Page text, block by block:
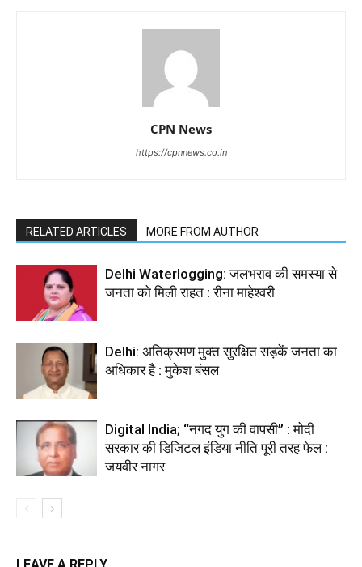
CPN News
https://cpnnews.co.in
RELATED ARTICLES MORE FROM AUTHOR
Delhi Waterlogging: जलभराव की समस्या से
जनता को मिली राहत : रीना माहेश्वरी
Delhi: अतिक्रमण मुक्त सुरक्षित सड़कें जनता का
अधिकार है : मुकेश बंसल
Digital India; “नगद युग की वापसी” : मोदी
सरकार की डिजिटल इंडिया नीति पूरी तरह फेल :
जयवीर नागर